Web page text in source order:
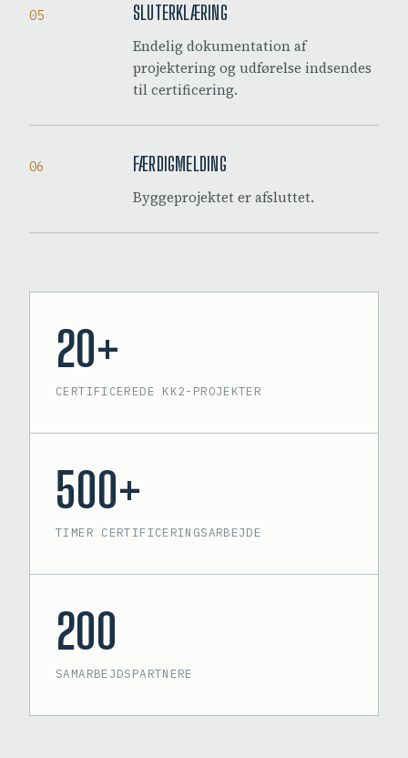
05 SLUTERKLÆRING
Endelig dokumentation af
projektering og udførelse indsendes
til certificering.
06 FÆRDIGMELDING
Byggeprojektet er afsluttet.
20+
CERTIFICEREDE KK2-PROJEKTER
500+
TIMER CERTIFICERINGSARBEJDE
200
SAMARBEJDSPARTNERE